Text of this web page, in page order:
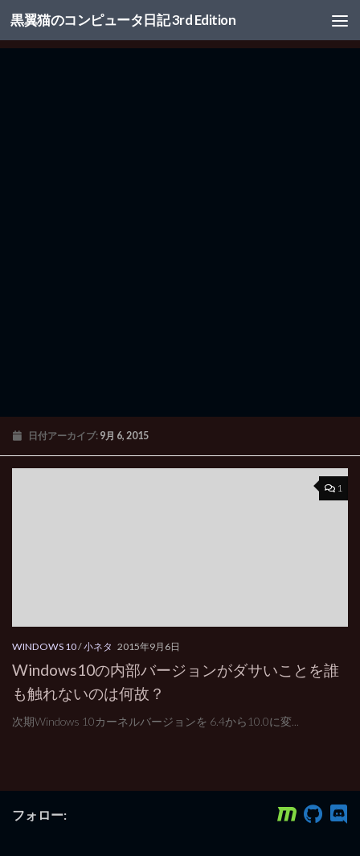
コンテンツへスキップ
黒翼猫のコンピュータ日記 3rd Edition
日付アーカイブ: 9月 6, 2015
1
WINDOWS 10/小ネタ 2015年9月6日
Windows10の内部バージョンがダサいことを誰
も触れないのは何故？
次期Windows 10カーネルバージョンを 6.4から10.0に変...
フォロー: